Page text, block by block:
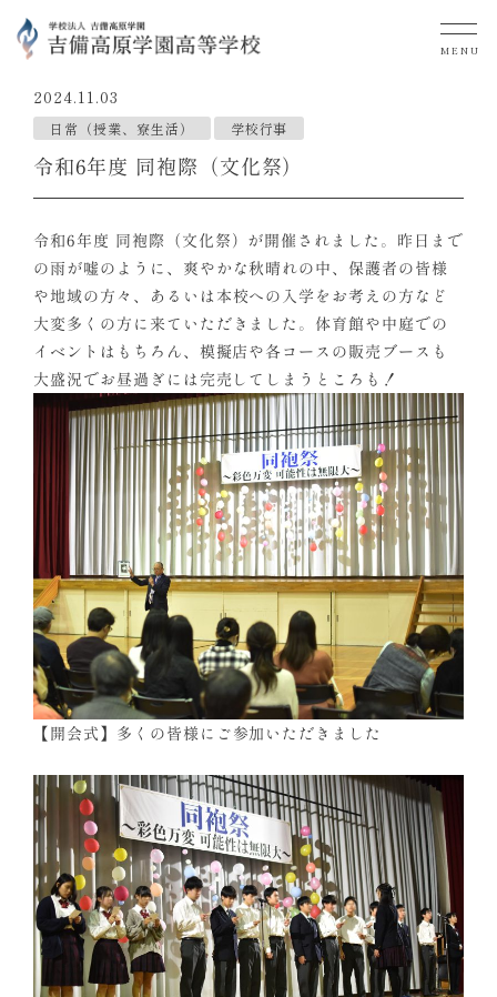
MENU
2024.11.03
日常（授業、寮生活） 学校行事
令和6年度 同袍際（文化祭）
令和6年度 同袍際（文化祭）が開催されました。昨日まで
の雨が嘘のように、爽やかな秋晴れの中、保護者の皆様
や地域の方々、あるいは本校への入学をお考えの方など
大変多くの方に来ていただきました。体育館や中庭での
イベントはもちろん、模擬店や各コースの販売ブースも
大盛況でお昼過ぎには完売してしまうところも！
【開会式】多くの皆様にご参加いただきました